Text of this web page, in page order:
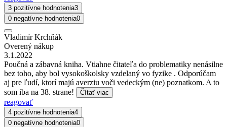
3 pozitívne hodnotenia3
0 negatívne hodnotenia0
Vladimír Krchňák
Overený nákup
3.1.2022
Poučná a zábavná kniha. Vtiahne čitateľa do problematiky nenásilne
bez toho, aby bol vysokoškolsky vzdelaný vo fyzike . Odporúčam
aj pre ľudí, ktorí majú averziu voči vedeckým (ne) poznatkom. A to
som iba na 38. strane!
Čítať viac
reagovať
4 pozitívne hodnotenia4
0 negatívne hodnotenia0